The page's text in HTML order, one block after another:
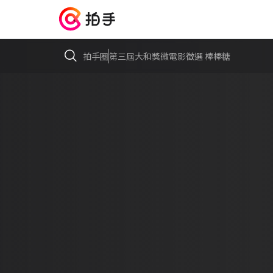
拍手圈第三屆大和獎微電影徵選 棒棒糖